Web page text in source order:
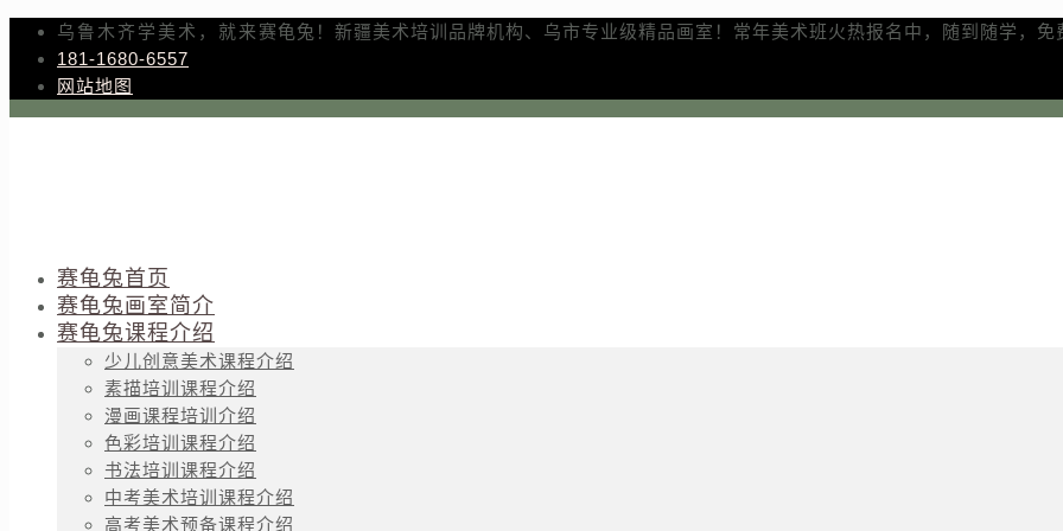
乌鲁木齐学美术，就来赛龟兔！新疆美术培训品牌机构、乌市专业级精品画室！常年美术班火热报名中，随到随学，免
181-1680-6557
网站地图
赛龟兔首页
赛龟兔画室简介
赛龟兔课程介绍
少儿创意美术课程介绍
素描培训课程介绍
漫画课程培训介绍
色彩培训课程介绍
书法培训课程介绍
中考美术培训课程介绍
高考美术预备课程介绍